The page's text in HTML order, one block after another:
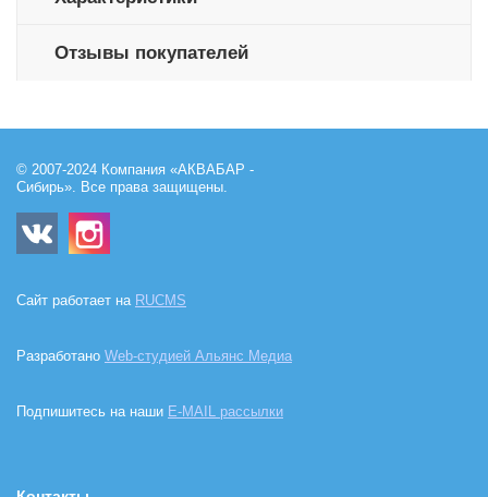
Отзывы покупателей
© 2007-2024 Компания «АКВАБАР -
Сибирь». Все права защищены.
Сайт работает на RUCMS
Разработано Web-студией Альянс Медиа
Подпишитесь на наши E-MAIL рассылки